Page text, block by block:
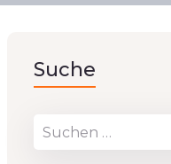
Suche